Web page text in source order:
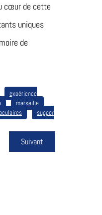
cœur de cette
uniques
de
expérience
marseille
suppor
Suivant